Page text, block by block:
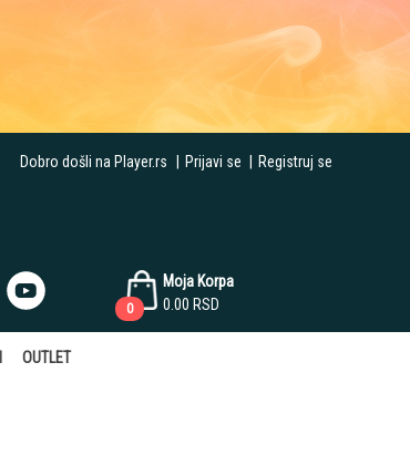
Dobro došli na Player.rs Prijavi se Registruj se
Moja Korpa
0.00 RSD
0
OUTLET